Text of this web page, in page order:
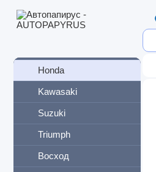
BMW
Honda
Kawasaki
Suzuki
Triumph
Восход